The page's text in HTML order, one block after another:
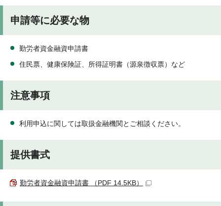
申請等に必要な物
勤労者資金融資申請書
住民票、健康保険証、所得証明書（源泉徴収票）など
注意事項
利用申込に関しては取扱金融機関とご相談ください。
提供書式
勤労者資金融資申請書 （PDF 14.5KB）